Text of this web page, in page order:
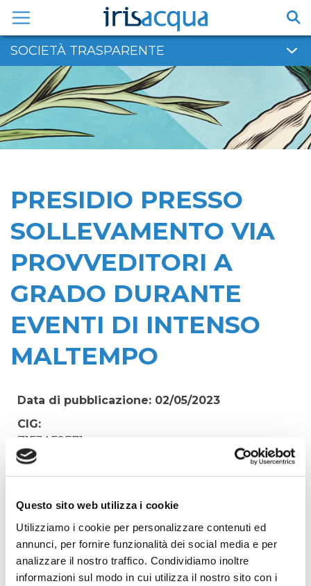
Questo sito web utilizza i cookie
Utilizziamo i cookie per personalizzare contenuti ed
annunci, per fornire funzionalità dei social media e per
analizzare il nostro traffico. Condividiamo inoltre
informazioni sul modo in cui utilizza il nostro sito con i
contenuto
SOCIETÀ TRASPARENTE
PRESIDIO PRESSO
SOLLEVAMENTO VIA
PROVVEDITORI A
GRADO DURANTE
EVENTI DI INTENSO
MALTEMPO
Data di pubblicazione: 02/05/2023
CIG:
Z1F3AF9E71
Struttura proponente:
Irisacqua srl P.I./C.F. 01070220312. - Ufficio
Oggetto:
PRESIDIO PRESSO SOLLEVAMENTO VIA
PROVVEDITORI A GRADO DURANTE EVENTI DI
INTENSO MALTEMPO